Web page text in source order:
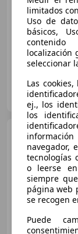
04/2004
Particular
ES-28947
09/2008
limitados
Uso de
básicos,
localización
seleccionar
Las
ej., los
los
navegador,
tecnologías
o leerse
siempre
página web
se recogen
Puede